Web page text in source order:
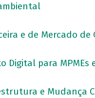
e de Mercado de
Digital para MPMEs
e Mudança